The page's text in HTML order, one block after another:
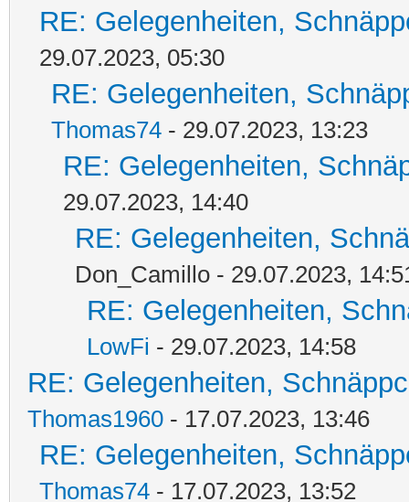
RE: Gelegenheiten,
29.07.2023, 05:30
RE: Gelegenheiten,
Thomas74 - 29.07.2023, 13:23
RE: Gelegenheiten,
29.07.2023, 14:40
RE: Gelegenheiten,
Don_Camillo - 29.07.2023,
RE: Gelegenheiten,
LowFi - 29.07.2023, 14:58
RE: Gelegenheiten,
Thomas1960 - 17.07.2023, 13:46
RE: Gelegenheiten,
Thomas74 - 17.07.2023, 13:52